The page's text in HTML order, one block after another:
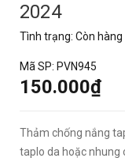
2024
Tình trạng: Còn hàng
Mã SP: PVN945
150.000₫
Thảm chống nắng
taplo da hoặc nhung